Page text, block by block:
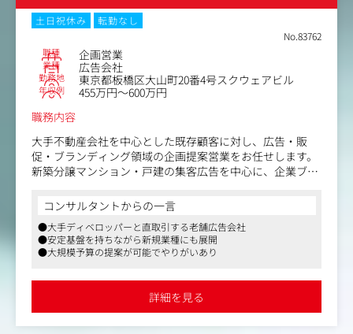
土日祝休み
転勤なし
No.83762
職種 企画営業
業種 広告会社
勤務地 東京都板橋区大山町20番4号スクウェアビル
年収例
455万円～600万円
職務内容
大手不動産会社を中心とした既存顧客に対し、広告・販
促・ブランディング領域の企画提案営業をお任せします。
新築分譲マンション・戸建の集客広告を中心に、企業ブラ
関係構築から課題整理、企画立案、社内外の調整、実行、
効果検証まで一貫して関わります。
既存の依頼に対応するだけでなく、会話の中から新たなニ
ーズや課題を見つけ出し、提案の幅を広げていく役割も担
っていただきます。
・既存顧客への深耕営業を通じた、課題・ニーズのヒアリ
コンサルタントからの一言
●大手ディベロッパーと直取引する老舗広告会社
●安定基盤を持ちながら新規業種にも展開
●大規模予算の提案が可能でやりがいあり
詳細を見る